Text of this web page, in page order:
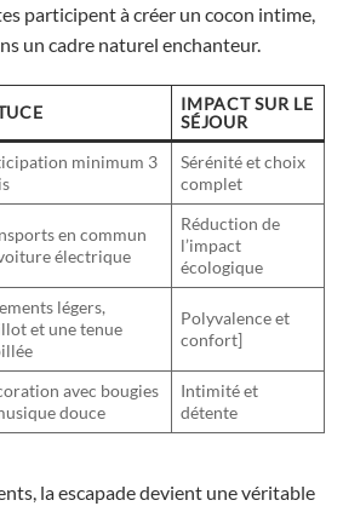
participent à créer un cocon intime,
un cadre naturel enchanteur.
IMPACT SUR LE
SÉJOUR
minimum 3
Sérénité et choix
complet
en commun
électrique
Réduction de
l’impact
écologique
légers,
et une tenue
Polyvalence et
confort]
avec bougies
douce
Intimité et
détente
la escapade devient une véritable